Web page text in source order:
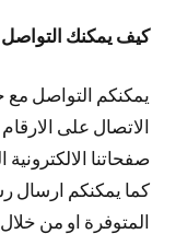
كيف يمكنك التواصل
يمكنكم التواصل مع
الاتصال على
صفحاتنا
كما يمكنكم ارسال
المتوفرة او من